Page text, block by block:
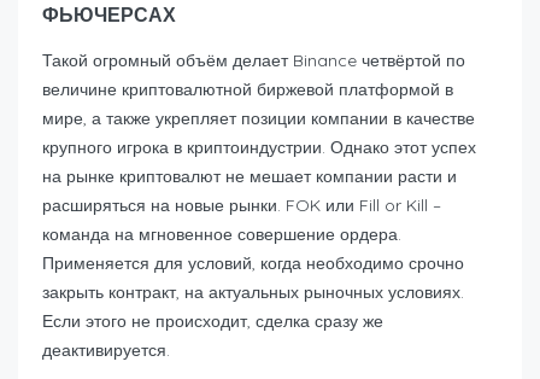
ФЬЮЧЕРСАХ
Такой огромный объём делает Binance четвёртой по
величине криптовалютной биржевой платформой в
мире, а также укрепляет позиции компании в качестве
крупного игрока в криптоиндустрии. Однако этот успех
на рынке криптовалют не мешает компании расти и
расширяться на новые рынки. FOK или Fill or Kill –
команда на мгновенное совершение ордера.
Применяется для условий, когда необходимо срочно
закрыть контракт, на актуальных рыночных условиях.
Если этого не происходит, сделка сразу же
деактивируется.